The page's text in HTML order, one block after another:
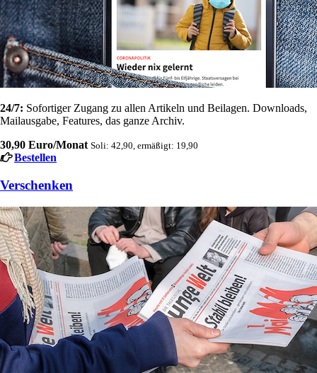
24/7: Sofortiger Zugang zu allen Artikeln und Beilagen. Downloads,
Mailausgabe, Features, das ganze Archiv.
30,90 Euro/Monat Soli: 42,90, ermäßigt: 19,90
Bestellen
Verschenken